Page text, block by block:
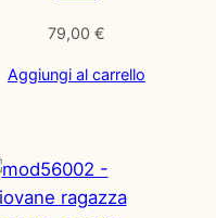
79,00 €
Aggiungi al carrello